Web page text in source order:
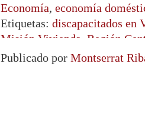
Economía, economía
Etiquetas: discapacitados en
Misión Vivienda Región
Publicado por Montserrat